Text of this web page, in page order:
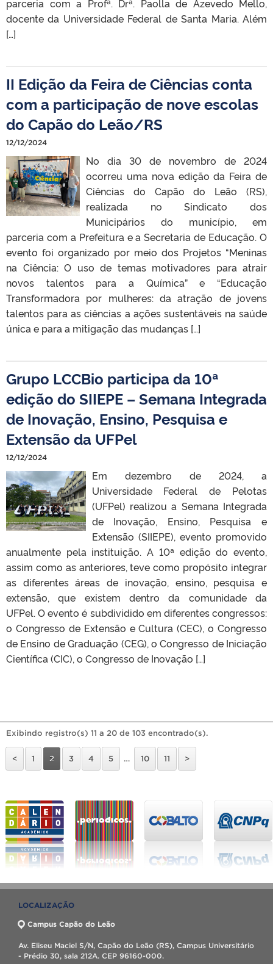
parceria com a Profª. Drª. Paolla de Azevedo Mello,
docente da Universidade Federal de Santa Maria. Além
[…]
II Edição da Feira de Ciências conta
com a participação de nove escolas
do Capão do Leão/RS
12/12/2024
No dia 30 de novembro de 2024
ocorreu uma nova edição da Feira de
Ciências do Capão do Leão (RS),
realizada no Sindicato dos
Municipários do município, em
parceria com a Prefeitura e a Secretaria de Educação. O
evento foi organizado por meio dos Projetos “Meninas
na Ciência: O uso de temas motivadores para atrair
novos talentos para a Química” e “Educação
Transformadora por mulheres: da atração de jovens
talentos para as ciências a ações sustentáveis na saúde
única e para a mitigação das mudanças […]
Grupo LCCBio participa da 10ª
edição do SIIEPE – Semana Integrada
de Inovação, Ensino, Pesquisa e
Extensão da UFPel
12/12/2024
Em dezembro de 2024, a
Universidade Federal de Pelotas
(UFPel) realizou a Semana Integrada
de Inovação, Ensino, Pesquisa e
Extensão (SIIEPE), evento promovido
anualmente pela instituição. A 10ª edição do evento,
assim como as anteriores, teve como propósito integrar
as diferentes áreas de inovação, ensino, pesquisa e
extensão, que existem dentro da comunidade da
UFPel. O evento é subdividido em diferentes congressos:
o Congresso de Extensão e Cultura (CEC), o Congresso
de Ensino de Graduação (CEG), o Congresso de Iniciação
Científica (CIC), o Congresso de Inovação […]
Exibindo registro(s) 11 a 20 de 103 encontrado(s).
< 1 2 3 4 5 … 10 11 >
LOCALIZAÇÃO
Campus Capão do Leão
Av. Eliseu Maciel S/N, Capão do Leão (RS), Campus Universitário
- Prédio 30, sala 212A. CEP 96160-000.